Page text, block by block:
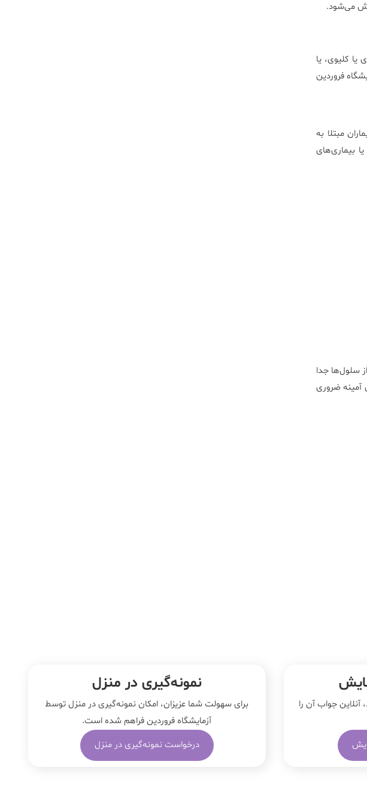
می‌شود.
کلیوی، یا
فروردین
مبتلا به
بیماری‌های
سلول‌ها جدا
آمینه ضروری
جواب‌ آن را
نمونه‌‌گیری در منزل
برای سهولت شما عزیزان، امکان نمونه‌گیری در منزل توسط
آزمایشگاه فروردین فراهم شده است.
درخواست نمونه‌گیری در منزل